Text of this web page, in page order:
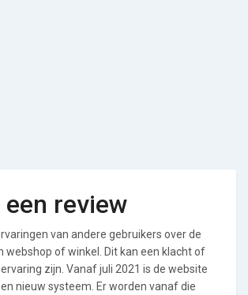
review
van andere gebruikers over de
webshop of winkel. Dit kan een klacht of
zijn. Vanaf juli 2021 is de website
nieuw systeem. Er worden vanaf die